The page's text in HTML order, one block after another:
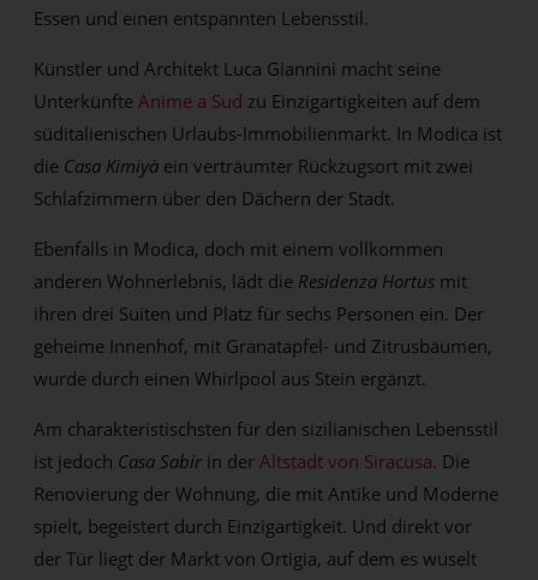
Essen und einen entspannten Lebensstil.
Künstler und Architekt Luca Giannini macht seine
UnterkünfteAnime a Sud zu Einzigartigkeiten auf dem
süditalienischen Urlaubs-Immobilienmarkt. In Modica ist
die Casa Kimiyà ein verträumter Rückzugsort mit zwei
Schlafzimmern über den Dächern der Stadt.
Ebenfalls in Modica, doch mit einem vollkommen
anderen Wohnerlebnis, lädt die Residenza Hortus mit
ihren drei Suiten und Platz für sechs Personen ein. Der
geheime Innenhof, mit Granatapfel- und Zitrusbäumen,
wurde durch einen Whirlpool aus Stein ergänzt.
Am charakteristischsten für den sizilianischen Lebensstil
ist jedoch Casa Sabir in derAltstadt von Siracusa. Die
Renovierung der Wohnung, die mit Antike und Moderne
spielt, begeistert durch Einzigartigkeit. Und direkt vor
der Tür liegt der Markt von Ortigia, auf dem es wuselt